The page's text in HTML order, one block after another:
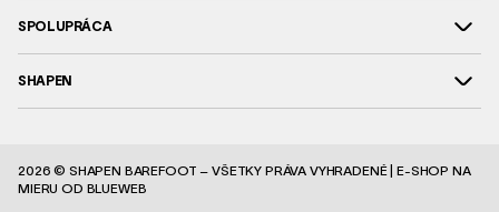
SPOLUPRÁCA
SHAPEN
2026 © SHAPEN BAREFOOT – VŠETKY PRÁVA VYHRADENÉ | E-SHOP NA
MIERU OD BLUEWEB